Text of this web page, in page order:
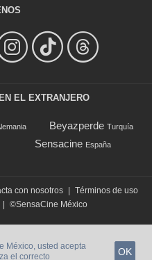
EL EXTRANJERO
Beyazperde Turquía
Sensacine España
con nosotros
Términos de uso
©SensaCine México
México, usted acepta
el correcto
OK